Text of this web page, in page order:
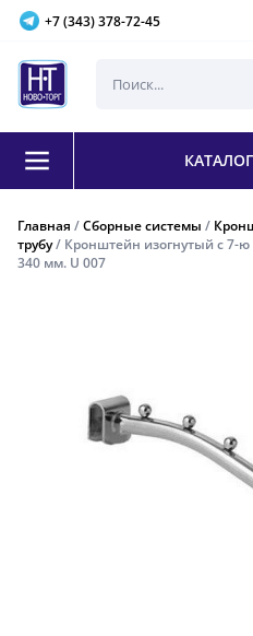
+7 (343) 378-72-45
Главная /Сборные системы /
трубу/ Кронштейн изогнутый с 7-
340 мм. U 007